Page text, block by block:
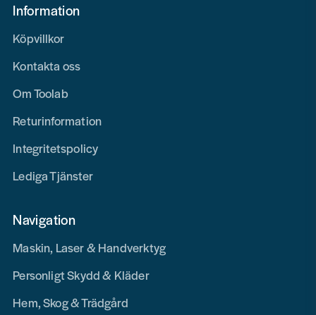
Information
Köpvillkor
Kontakta oss
Om Toolab
Returinformation
Integritetspolicy
Lediga Tjänster
Navigation
Maskin, Laser & Handverktyg
Personligt Skydd & Kläder
Hem, Skog & Trädgård